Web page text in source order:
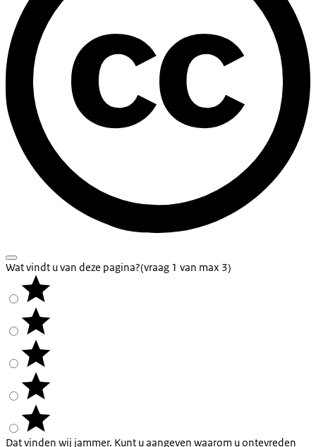
Wat vindt u van deze pagina?(vraag 1 van max 3)
Dat vinden wij jammer. Kunt u aangeven waarom u ontevreden